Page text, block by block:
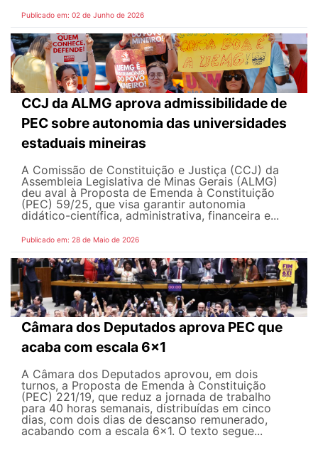
Publicado em: 02 de Junho de 2026
CCJ da ALMG aprova admissibilidade de
PEC sobre autonomia das universidades
estaduais mineiras
A Comissão de Constituição e Justiça (CCJ) da
Assembleia Legislativa de Minas Gerais (ALMG)
deu aval à Proposta de Emenda à Constituição
(PEC) 59/25, que visa garantir autonomia
didático-científica, administrativa, financeira e...
Publicado em: 28 de Maio de 2026
Câmara dos Deputados aprova PEC que
acaba com escala 6x1
A Câmara dos Deputados aprovou, em dois
turnos, a Proposta de Emenda à Constituição
(PEC) 221/19, que reduz a jornada de trabalho
para 40 horas semanais, distribuídas em cinco
dias, com dois dias de descanso remunerado,
acabando com a escala 6x1. O texto segue...